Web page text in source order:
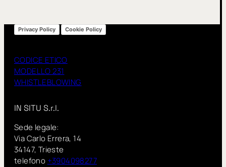
Privacy Policy Cookie Policy
CODICE ETICO
MODELLO 231
WHISTLEBLOWING
IN SITU S.r.l.
Sede legale:
Via Carlo Errera, 14
34147, Trieste
telefono +3904098277